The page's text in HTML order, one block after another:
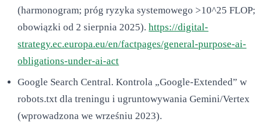
(harmonogram; próg ryzyka systemowego >10^25 FLOP;
obowiązki od 2 sierpnia 2025).https://digital-
strategy.ec.europa.eu/en/factpages/general-purpose-ai-
obligations-under-ai-act
Google Search Central. Kontrola „Google-Extended” w
robots.txt dla treningu i ugruntowywania Gemini/Vertex
(wprowadzona we wrześniu 2023).